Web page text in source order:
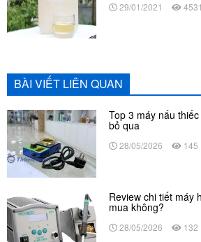
29/01/2021 4531
BÀI VIẾT LIÊN QUAN
Top 3 máy nấu
bỏ qua
28/05/2026 145
Review chi tiết máy
mua không?
28/05/2026 132